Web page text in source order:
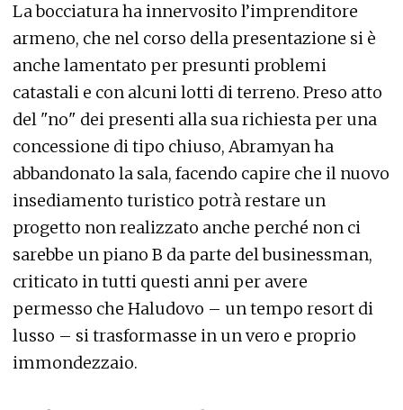
La bocciatura ha innervosito l’imprenditore
armeno, che nel corso della presentazione si è
anche lamentato per presunti problemi
catastali e con alcuni lotti di terreno. Preso atto
del "no" dei presenti alla sua richiesta per una
concessione di tipo chiuso, Abramyan ha
abbandonato la sala, facendo capire che il nuovo
insediamento turistico potrà restare un
progetto non realizzato anche perché non ci
sarebbe un piano B da parte del businessman,
criticato in tutti questi anni per avere
permesso che Haludovo – un tempo resort di
lusso – si trasformasse in un vero e proprio
immondezzaio.